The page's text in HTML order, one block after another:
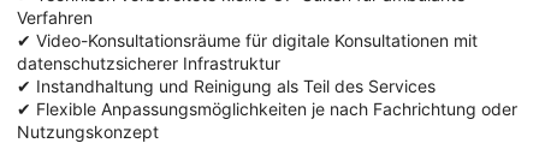
Verfahren
✔ Video-Konsultationsräume für digitale Konsultationen mit
datenschutzsicherer Infrastruktur
✔ Instandhaltung und Reinigung als Teil des Services
✔ Flexible Anpassungsmöglichkeiten je nach Fachrichtung oder
Nutzungskonzept